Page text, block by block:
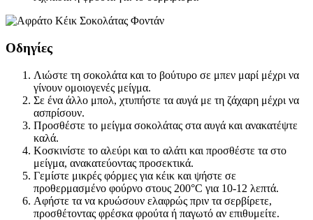
Οδηγίες
Λιώστε τη σοκολάτα και το βούτυρο σε μπεν μαρί μέχρι να
γίνουν ομοιογενές μείγμα.
Σε ένα άλλο μπολ, χτυπήστε τα αυγά με τη ζάχαρη μέχρι να
ασπρίσουν.
Προσθέστε το μείγμα σοκολάτας στα αυγά και ανακατέψτε
καλά.
Κοσκινίστε το αλεύρι και το αλάτι και προσθέστε τα στο
μείγμα, ανακατεύοντας προσεκτικά.
Γεμίστε μικρές φόρμες για κέικ και ψήστε σε
προθερμασμένο φούρνο στους 200°C για 10-12 λεπτά.
Αφήστε τα να κρυώσουν ελαφρώς πριν τα σερβίρετε,
προσθέτοντας φρέσκα φρούτα ή παγωτό αν επιθυμείτε.